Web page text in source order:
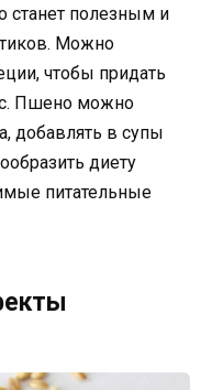
станет полезным и
Можно
чтобы придать
Пшено можно
добавлять в супы
диету
питательные